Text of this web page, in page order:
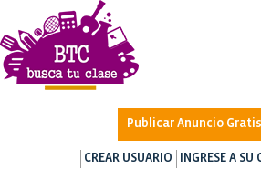
Publicar Anuncio Gratis
CREAR USUARIO INGRESE A SU